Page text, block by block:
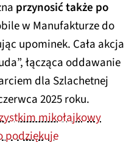
przynosić także po
w Manufakturze do
upominek. Cała akcja
łącząca oddawanie
dla Szlachetnej
2025 roku.
mikołajkowy
podziękuje